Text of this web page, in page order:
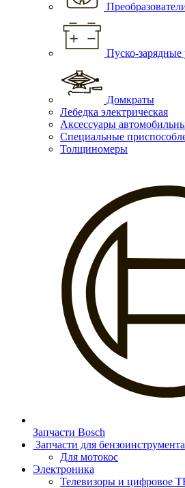
Пуско-зарядные
Домкраты
Лебедка электрическая
Аксессуары
Специальные
Толщиномеры
Запчасти Bosch
Запчасти для бензоинструмента
Для мотокос
Электроника
Телевизоры и цифровое